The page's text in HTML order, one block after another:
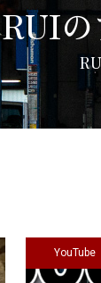
RUIの
YouTube